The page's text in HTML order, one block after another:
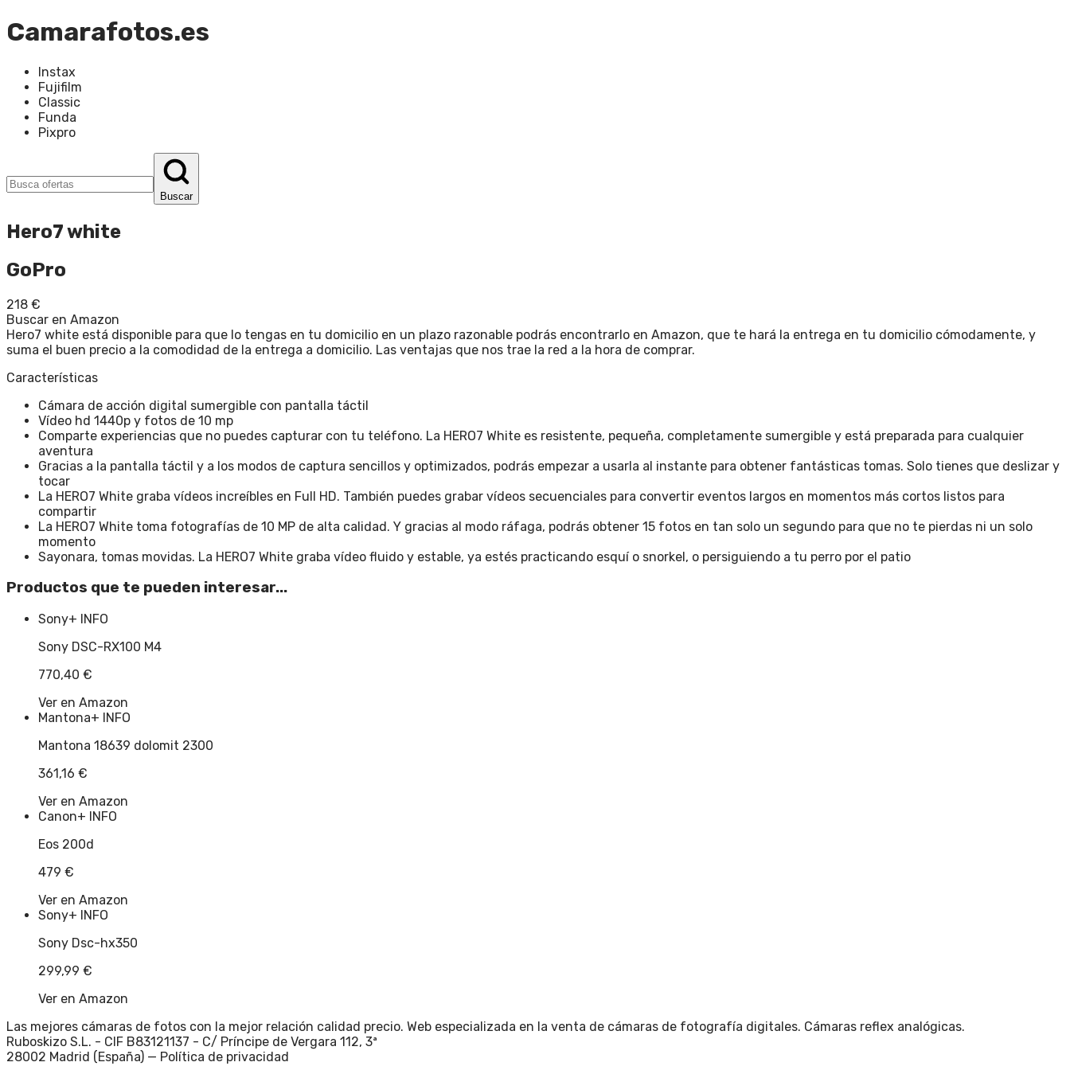
Camarafotos.es
Instax
Fujifilm
Classic
Funda
Pixpro
Buscar
Hero7 white
GoPro
218 €
Buscar en Amazon
Hero7 white está disponible para que lo tengas en tu domicilio en un plazo razonable podrás encontrarlo en Amazon, que te hará la entrega en tu domicilio cómodamente, y
suma el buen precio a la comodidad de la entrega a domicilio. Las ventajas que nos trae la red a la hora de comprar.
Características
Cámara de acción digital sumergible con pantalla táctil
Vídeo hd 1440p y fotos de 10 mp
Comparte experiencias que no puedes capturar con tu teléfono. La HERO7 White es resistente, pequeña, completamente sumergible y está preparada para cualquier
aventura
Gracias a la pantalla táctil y a los modos de captura sencillos y optimizados, podrás empezar a usarla al instante para obtener fantásticas tomas. Solo tienes que deslizar y
tocar
La HERO7 White graba vídeos increíbles en Full HD. También puedes grabar vídeos secuenciales para convertir eventos largos en momentos más cortos listos para
compartir
La HERO7 White toma fotografías de 10 MP de alta calidad. Y gracias al modo ráfaga, podrás obtener 15 fotos en tan solo un segundo para que no te pierdas ni un solo
momento
Sayonara, tomas movidas. La HERO7 White graba vídeo fluido y estable, ya estés practicando esquí o snorkel, o persiguiendo a tu perro por el patio
Productos que te pueden interesar...
Sony+ INFO
Sony DSC-RX100 M4
770,40 €
Ver en Amazon
Mantona+ INFO
Mantona 18639 dolomit 2300
361,16 €
Ver en Amazon
Canon+ INFO
Eos 200d
479 €
Ver en Amazon
Sony+ INFO
Sony Dsc-hx350
299,99 €
Ver en Amazon
Las mejores cámaras de fotos con la mejor relación calidad precio. Web especializada en la venta de cámaras de fotografía digitales. Cámaras reflex analógicas.
Ruboskizo S.L. - CIF B83121137 - C/ Príncipe de Vergara 112, 3ª
28002 Madrid (España) — Política de privacidad